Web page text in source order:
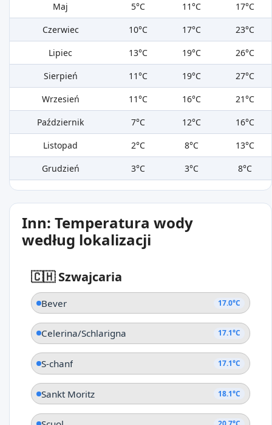
Maj
5°C 11°C
17°C
Czerwiec
10°C 17°C
23°C
Lipiec
13°C 19°C
26°C
Sierpień
11°C 19°C
27°C
Wrzesień
11°C 16°C
21°C
Październik
7°C 12°C
16°C
Listopad
2°C 8°C
13°C
Grudzień
3°C 3°C 8°C
Inn: Temperatura wody
według lokalizacji
🇨🇭 Szwajcaria
Bever 17.0°C
Celerina/Schlarigna 17.1°C
S-chanf 17.1°C
Sankt Moritz 18.1°C